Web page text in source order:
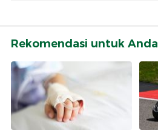
Rekomendasi untuk Anda